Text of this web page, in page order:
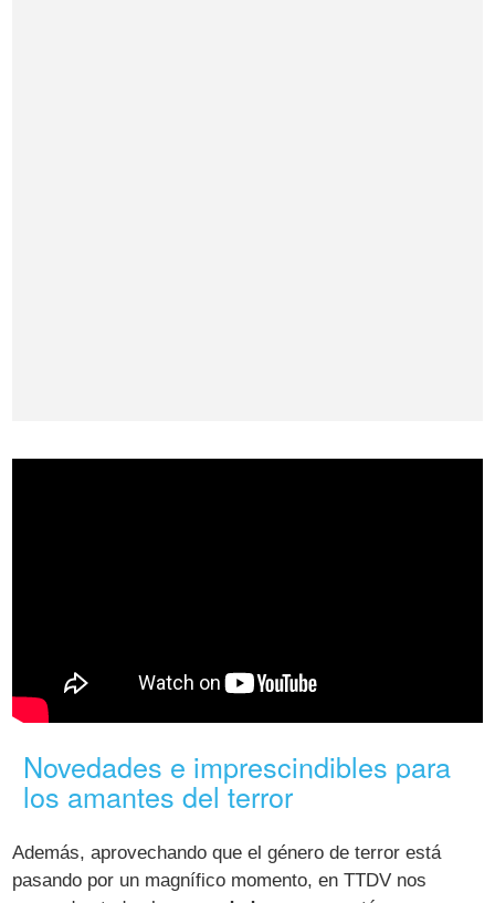
Novedades e imprescindibles para
los amantes del terror
Además, aprovechando que el género de terror está
pasando por un magnífico momento, en TTDV nos